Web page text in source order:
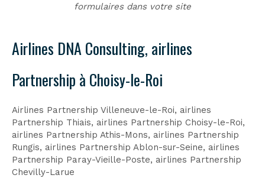
formulaires dans votre site
Airlines DNA Consulting, airlines
Partnership à Choisy-le-Roi
Airlines Partnership Villeneuve-le-Roi, airlines
Partnership Thiais, airlines Partnership Choisy-le-Roi,
airlines Partnership Athis-Mons, airlines Partnership
Rungis, airlines Partnership Ablon-sur-Seine, airlines
Partnership Paray-Vieille-Poste, airlines Partnership
Chevilly-Larue